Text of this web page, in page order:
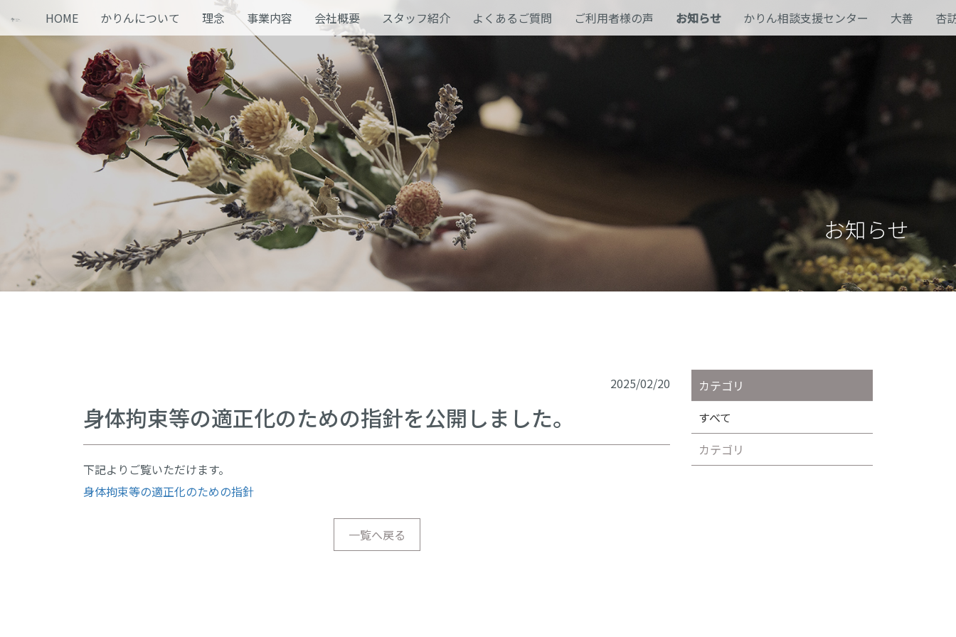
HOME かりんについて 理念 事業内容 会社概要 スタッフ紹介 よくあるご質問 ご利用者様の声 お知らせ かりん相談支援センター 大善 杏
お知らせ
2025/02/20
身体拘束等の適正化のための指針を公開しました。
下記よりご覧いただけます。
身体拘束等の適正化のための指針
一覧へ戻る
カテゴリ
すべて
カテゴリ